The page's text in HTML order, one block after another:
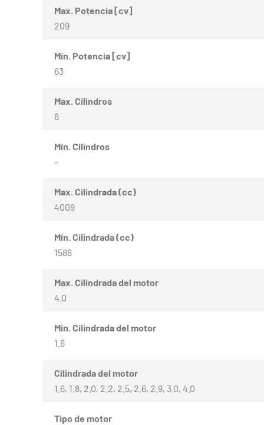
Max. Potencia [cv]
209
Mín. Potencia [cv]
63
Max. Cilindros
6
Mín. Cilindros
–
Max. Cilindrada (cc)
4009
Mín. Cilindrada (cc)
1586
Max. Cilindrada del motor
4.0
Mín. Cilindrada del motor
1.6
Cilindrada del motor
1.6, 1.8, 2.0, 2.2, 2.5, 2.6, 2.9, 3.0, 4.0
Tipo de motor